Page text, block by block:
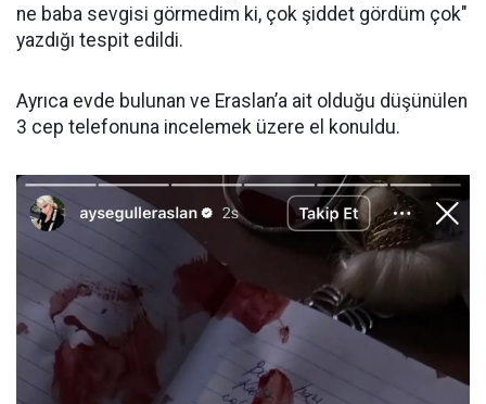
ne baba sevgisi görmedim ki, çok şiddet gördüm çok"
yazdığı tespit edildi.
Ayrıca evde bulunan ve Eraslan’a ait olduğu düşünülen
3 cep telefonuna incelemek üzere el konuldu.